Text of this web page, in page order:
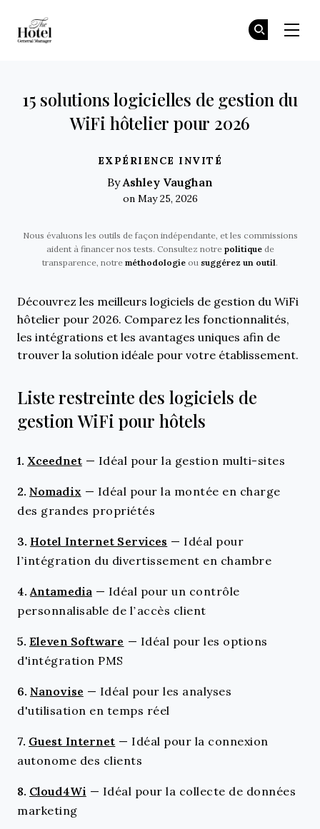
EXPÉRIENCE INVITÉ
15 solutions logicielles de gestion du
WiFi hôtelier pour 2026
ByAshley Vaughan
on May 25, 2026
Nous évaluons les outils de façon indépendante, et les commissions
aident à financer nos tests. Consultez notrepolitiquede
transparence, notreméthodologie ou suggérez un outil.
Découvrez les meilleurs logiciels de gestion du WiFi
hôtelier pour 2026. Comparez les fonctionnalités,
les intégrations et les avantages uniques afin de
trouver la solution idéale pour votre établissement.
Liste restreinte des logiciels de
gestion WiFi pour hôtels
1. Xceednet — Idéal pour la gestion multi-sites
2. Nomadix — Idéal pour la montée en charge
des grandes propriétés
3. Hotel Internet Services — Idéal pour
l’intégration du divertissement en chambre
4.Antamedia — Idéal pour un contrôle
personnalisable de l’accès client
5. Eleven Software — Idéal pour les options
d'intégration PMS
6. Nanovise — Idéal pour les analyses
d'utilisation en temps réel
7. Guest Internet — Idéal pour la connexion
autonome des clients
8. Cloud4Wi — Idéal pour la collecte de données
marketing